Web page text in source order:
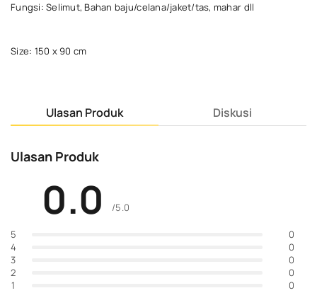
Fungsi: Selimut, Bahan baju/celana/jaket/tas, mahar dll
Size: 150 x 90 cm
Ulasan Produk Diskusi
Ulasan Produk
0.0 /5.0
5
0
4
0
3
0
2
0
1
0